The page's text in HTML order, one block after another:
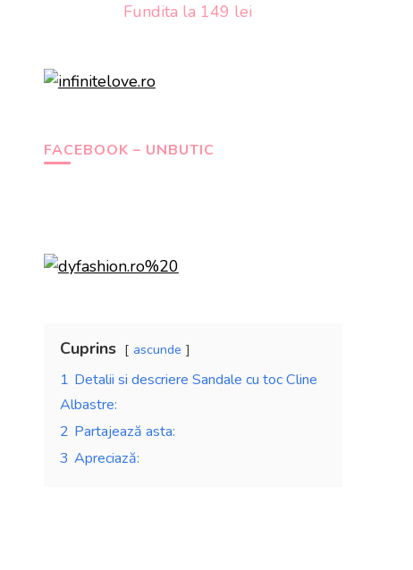
Fundita la 149 lei
FACEBOOK – UNBUTIC
Cuprins ascunde
1 Detalii si descriere Sandale cu toc Cline
Albastre:
2 Partajează asta:
3 Apreciază: